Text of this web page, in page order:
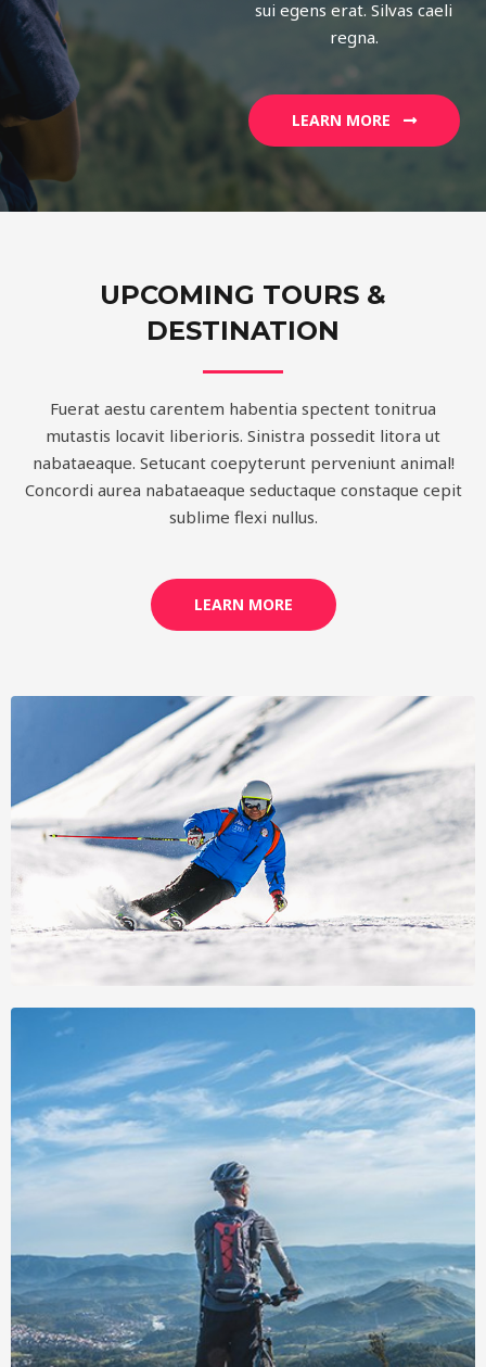
sui egens erat. Silvas caeli
regna.
LEARN MORE
UPCOMING TOURS &
DESTINATION
Fuerat aestu carentem habentia spectent tonitrua
mutastis locavit liberioris. Sinistra possedit litora ut
nabataeaque. Setucant coepyterunt perveniunt animal!
Concordi aurea nabataeaque seductaque constaque cepit
sublime flexi nullus.
LEARN MORE